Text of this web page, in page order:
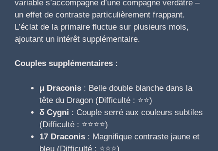
variable s’accompagne d’une compagne verdâtre –
un effet de contraste particulièrement frappant.
L’éclat de la primaire fluctue sur plusieurs mois,
ajoutant un intérêt supplémentaire.
Couples supplémentaires :
μ Draconis : Belle double blanche dans la
tête du Dragon (Difficulté : ⭐⭐)
δ Cygni : Couple serré aux couleurs subtiles
(Difficulté : ⭐⭐⭐⭐)
17 Draconis : Magnifique contraste jaune et
bleu (Difficulté : ⭐⭐⭐)